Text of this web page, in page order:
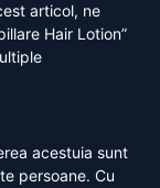
articol, ne
Hair Lotion”
acestuia sunt
persoane. Cu